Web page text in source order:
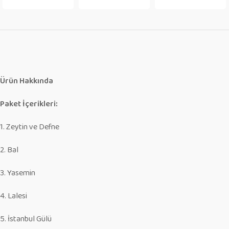
Ürün Hakkında
Paket İçerikleri:
1. Zeytin ve Defne
2. Bal
3. Yasemin
4. Lalesi
5. İstanbul Gülü